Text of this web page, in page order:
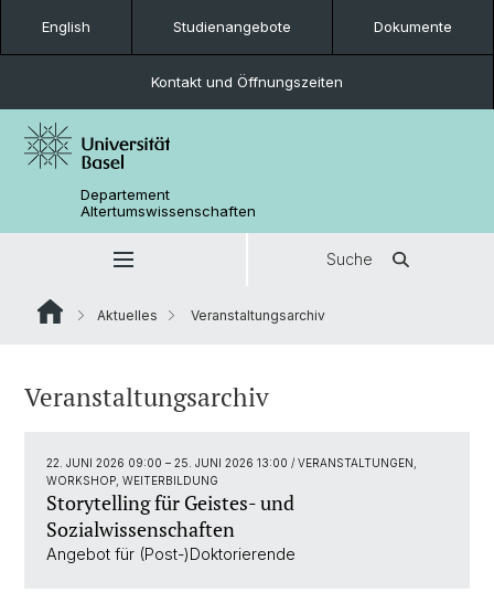
English Studienangebote Dokumente
Kontakt und Öffnungszeiten
Departement
Altertumswissenschaften
Suche
Aktuelles Veranstaltungsarchiv
Veranstaltungsarchiv
22. JUNI 2026 09:00 – 25. JUNI 2026 13:00 / VERANSTALTUNGEN,
WORKSHOP, WEITERBILDUNG
Storytelling für Geistes- und
Sozialwissenschaften
Angebot für (Post-)Doktorierende